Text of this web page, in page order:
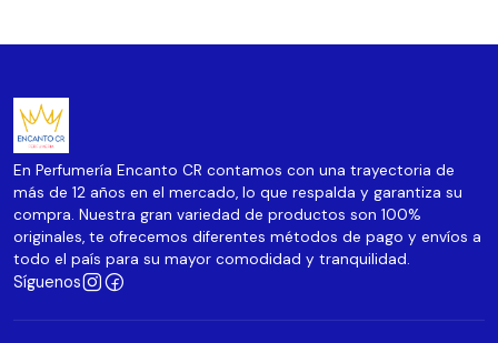
En Perfumería Encanto CR contamos con una trayectoria de
más de 12 años en el mercado, lo que respalda y garantiza su
compra. Nuestra gran variedad de productos son 100%
originales, te ofrecemos diferentes métodos de pago y envíos a
todo el país para su mayor comodidad y tranquilidad.
Síguenos